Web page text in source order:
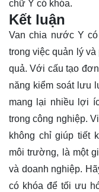
chữ Y có khóa.
Kết luận
Van chia nước Y
trong việc quản lý
quả. Với cấu tạo
năng kiểm soát lưu
mang lại nhiều lợi
trong công nghiệp.
không chỉ giúp tiết
môi trường, là một
và doanh nghiệp.
có khóa để tối ưu